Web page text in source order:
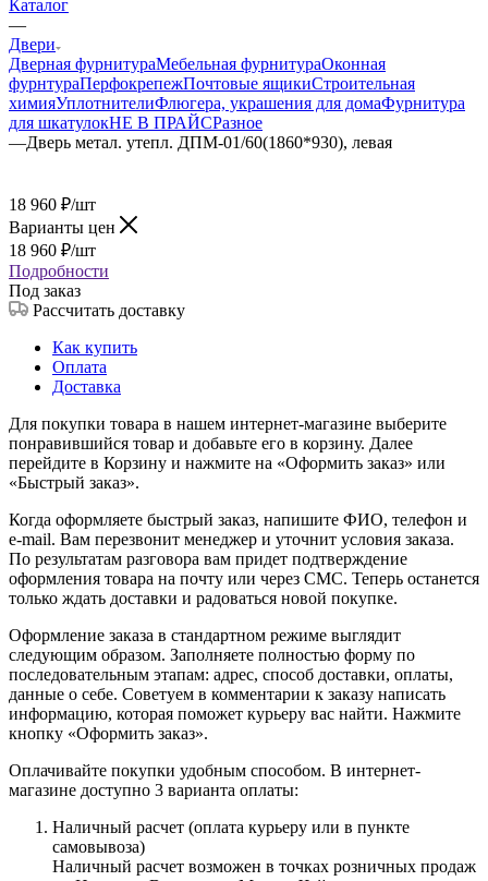
Каталог
—
Двери
Дверная фурнитураМебельная фурнитураОконная
фурнтураПерфокрепежПочтовые ящикиСтроительная
химияУплотнителиФлюгера, украшения для домаФурнитура
для шкатулокНЕ В ПРАЙСРазное
—Дверь метал. утепл. ДПМ-01/60(1860*930), левая
18 960 ₽/шт
Варианты цен
18 960 ₽/шт
Подробности
Под заказ
Рассчитать доставку
Как купить
Оплата
Доставка
Для покупки товара в нашем интернет-магазине выберите
понравившийся товар и добавьте его в корзину. Далее
перейдите в Корзину и нажмите на «Оформить заказ» или
«Быстрый заказ».
Когда оформляете быстрый заказ, напишите ФИО, телефон и
e-mail. Вам перезвонит менеджер и уточнит условия заказа.
По результатам разговора вам придет подтверждение
оформления товара на почту или через СМС. Теперь останется
только ждать доставки и радоваться новой покупке.
Оформление заказа в стандартном режиме выглядит
следующим образом. Заполняете полностью форму по
последовательным этапам: адрес, способ доставки, оплаты,
данные о себе. Советуем в комментарии к заказу написать
информацию, которая поможет курьеру вас найти. Нажмите
кнопку «Оформить заказ».
Оплачивайте покупки удобным способом. В интернет-
магазине доступно 3 варианта оплаты:
Наличный расчет (оплата курьеру или в пункте
самовывоза)
Наличный расчет возможен в точках розничных продаж